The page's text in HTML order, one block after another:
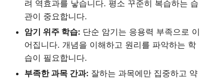
려 역효과를 낳습니다. 평소 꾸준히 복습하는 습
관이 중요합니다.
암기 위주 학습: 단순 암기는 응용력 부족으로 이
어집니다. 개념을 이해하고 원리를 파악하는 학
습이 필요합니다.
부족한 과목 간과: 잘하는 과목에만 집중하고 약